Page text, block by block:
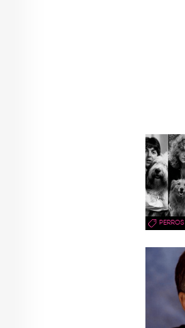
PERROS